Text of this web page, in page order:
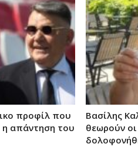
προφίλ που
η απάντηση του
Βασίλης
θεωρούν οι